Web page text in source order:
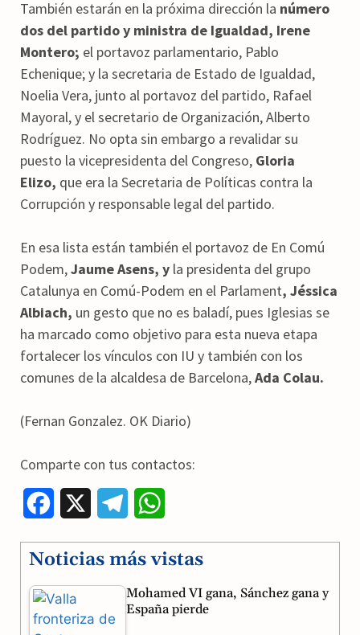
También estarán en la próxima dirección la número
dos del partido y ministra de Igualdad, Irene
Montero; el portavoz parlamentario, Pablo
Echenique; y la secretaria de Estado de Igualdad,
Noelia Vera, junto al portavoz del partido, Rafael
Mayoral, y el secretario de Organización, Alberto
Rodríguez. No opta sin embargo a revalidar su
puesto la vicepresidenta del Congreso, Gloria
Elizo, que era la Secretaria de Políticas contra la
Corrupción y responsable legal del partido.
En esa lista están también el portavoz de En Comú
Podem,Jaume Asens, y la presidenta del grupo
Catalunya en Comú-Podem en el Parlament, Jéssica
Albiach, un gesto que no es baladí, pues Iglesias se
ha marcado como objetivo para esta nueva etapa
fortalecer los vínculos con IU y también con los
comunes de la alcaldesa de Barcelona,Ada Colau.
(Fernan Gonzalez. OK Diario)
Comparte con tus contactos:
c
e
b
l
e
a
t
Noticias más vistas
Mohamed VI gana, Sánchez gana y
España pierde